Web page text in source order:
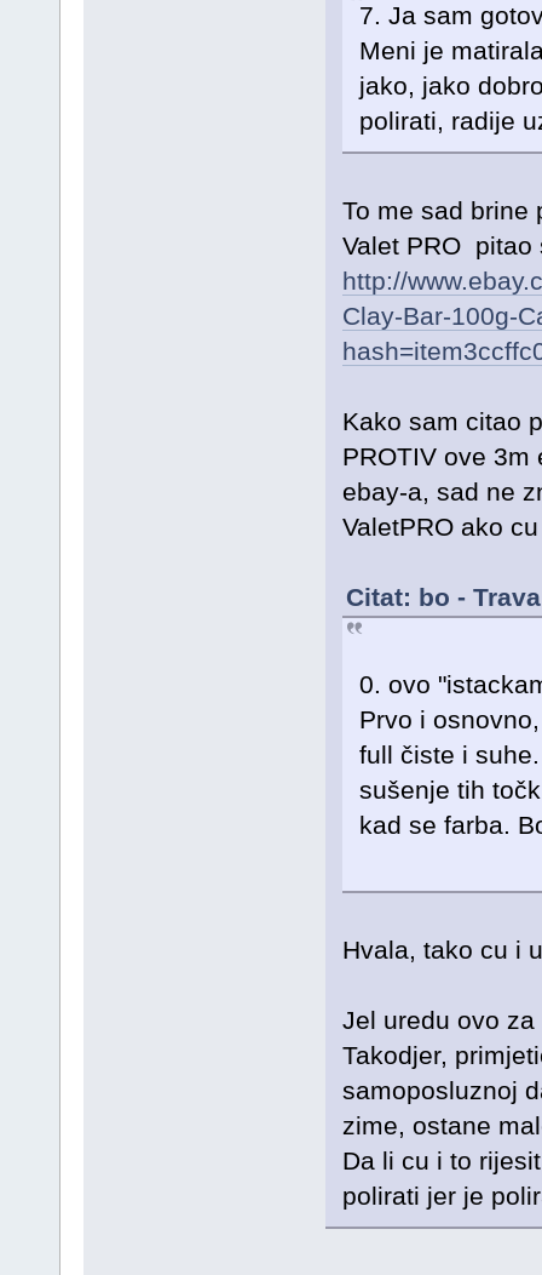
7. Ja sam
Meni je
jako, jako
polirati, radije
To me sad brine
Valet PRO pitao
http://
Clay-Bar-100g-
Kako sam citao
PROTIV ove
ebay-a, sad ne
ValetPRO ako
Citat: bo -
0. ovo
Prvo i
full čiste i
sušenje tih
kad se farba.
Hvala, tako cu i
Jel uredu ovo za
Takodjer,
samoposluznoj
zime, ostane
Da li cu i to
polirati jer je